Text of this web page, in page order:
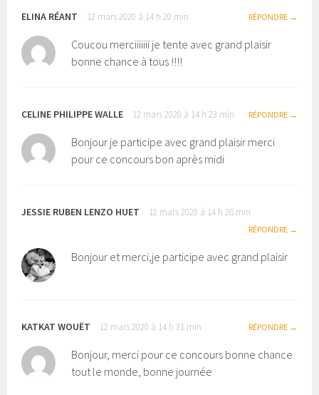
ELINA RÉANT 12 mars 2020 à 14 h 20 min RÉPONDRE
Coucou merciiiiiii je tente avec grand plaisir
bonne chance à tous !!!!
CELINE PHILIPPE WALLE 12 mars 2020 à 14 h 23 min RÉPONDRE
Bonjour je participe avec grand plaisir merci
pour ce concours bon après midi
JESSIE RUBEN LENZO HUET 12 mars 2020 à 14 h 28 min
RÉPONDRE
Bonjour et merci,je participe avec grand plaisir
KATKAT WOUËT 12 mars 2020 à 14 h 31 min RÉPONDRE
Bonjour, merci pour ce concours bonne chance
tout le monde, bonne journée